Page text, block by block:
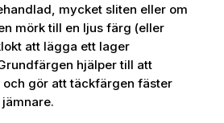
mycket sliten eller om
mörk till en ljus färg (eller
att lägga ett lager
hjälper till att
gör att täckfärgen fäster